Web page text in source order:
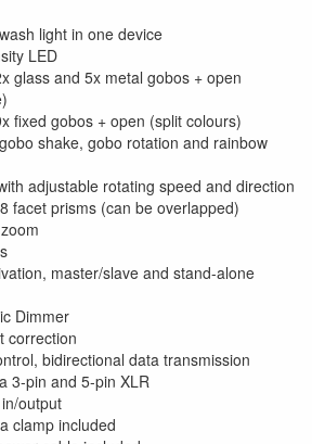
light in one device
LED
glass and 5x metal gobos + open
fixed gobos + open (split colours)
shake, gobo rotation and rainbow
adjustable rotating speed and direction
facet prisms (can be overlapped)
master/slave and stand-alone
Dimmer
correction
bidirectional data transmission
3-pin and 5-pin XLR
output
clamp included